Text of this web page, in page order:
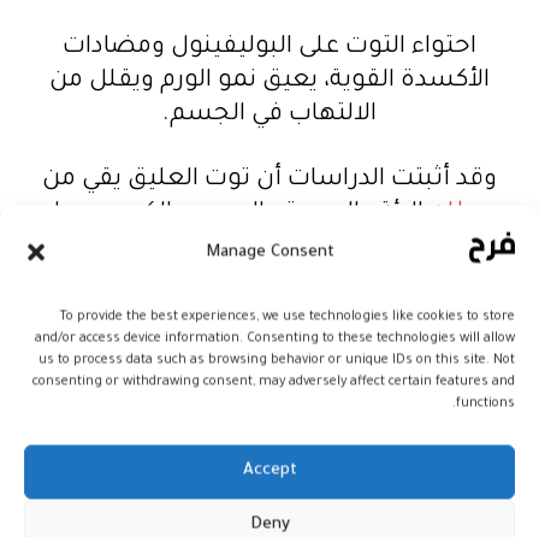
Manage Consent
To provide the best experiences, we use technologies like cookies to store
and/or access device information. Consenting to these technologies will allow
us to process data such as browsing behavior or unique IDs on this site. Not
consenting or withdrawing consent, may adversely affect certain features and
functions.
Accept
Deny
احتواء التوت على البوليفينول ومضادات
الأكسدة القوية، يعيق نمو الورم ويقلل من
الالتهاب في الجسم.
وقد أثبتت الدراسات أن توت العليق يقي من
سرطان
الرئة والمعدة والمريء والكبد، ويساعد
على موت الخلايا السرطانية بنسبة 90%.
مفيد لصحة الدماغ
أظهرت العديد من الدراسات وجود علاقة
إيجابية بين تناول الفلافونويد في توت العليق
وتحسين الذاكرة.